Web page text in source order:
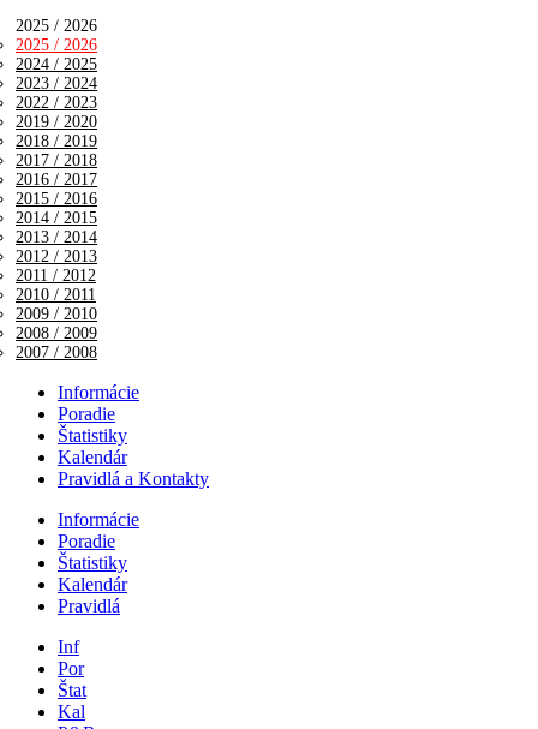
2025 / 2026
2025 / 2026
2024 / 2025
2023 / 2024
2022 / 2023
2019 / 2020
2018 / 2019
2017 / 2018
2016 / 2017
2015 / 2016
2014 / 2015
2013 / 2014
2012 / 2013
2011 / 2012
2010 / 2011
2009 / 2010
2008 / 2009
2007 / 2008
Informácie
Poradie
Štatistiky
Kalendár
Pravidlá a Kontakty
Informácie
Poradie
Štatistiky
Kalendár
Pravidlá
Inf
Por
Štat
Kal